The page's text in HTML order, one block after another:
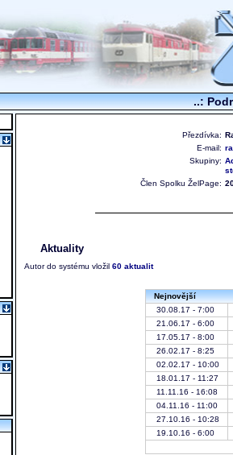
..:
Přezdívka:
E-mail:
Skupiny:
Člen Spolku ŽelPage:
Aktuality
Autor do systému vložil 60 aktualit
Nejnovější
30.08.17 - 7:00
21.06.17 - 6:00
17.05.17 - 8:00
26.02.17 - 8:25
02.02.17 - 10:00
18.01.17 - 11:27
11.11.16 - 16:08
04.11.16 - 11:00
27.10.16 - 10:28
19.10.16 - 6:00